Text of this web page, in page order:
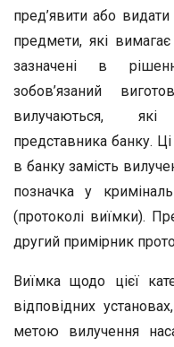
пред’явити або
предмети, які
зазначені в
зобов’язаний
вилучаються, які
представника банку.
в банку замість
позначка у
(протоколі виїмки).
другий примірник
Виїмка щодо цієї
відповідних
метою вилучення